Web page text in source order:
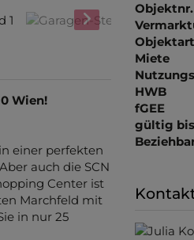
Wien!
einer perfekten
auch die SCN
Center ist
Marchfeld mit
in nur 25
Objektnr.
Objektart
Miete
HWB
fGEE
gültig bis